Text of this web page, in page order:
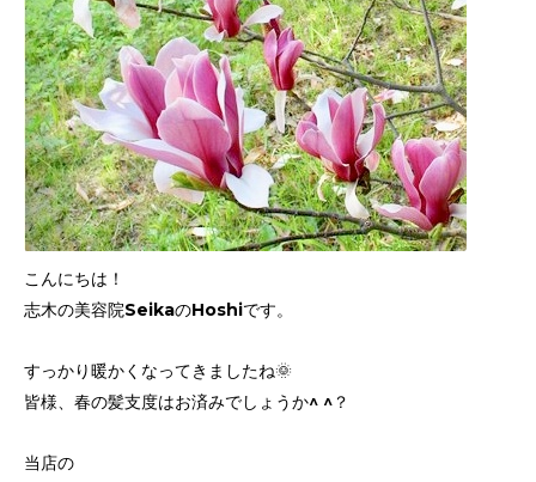
こんにちは！
志木の美容院SeikaのHoshiです。
すっかり暖かくなってきましたね🌞
皆様、春の髪支度はお済みでしょうか^ ^？
当店の